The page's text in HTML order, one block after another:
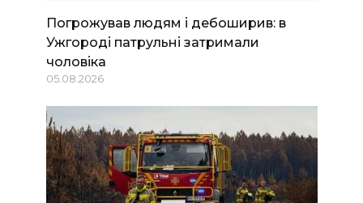
Погрожував людям і дебоширив: в
Ужгороді патрульні затримали
чоловіка
05.08.2026